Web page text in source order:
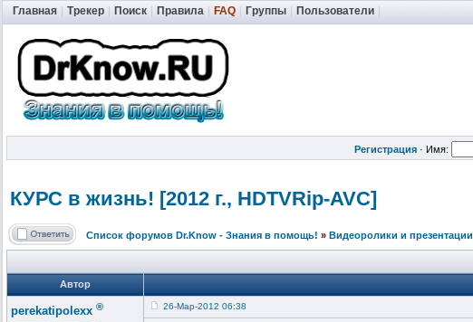
Главная Трекер Поиск Правила FAQ Группы Пользователи
Регистрация · Имя:
КУРС в жизнь! [2012 г., HDTVRip-AVC]
Список форумов Dr.Know - Знания в помощь! » Видеоролики и презентации
Автор
perekatipolexx ® 26-Мар-2012 06:38